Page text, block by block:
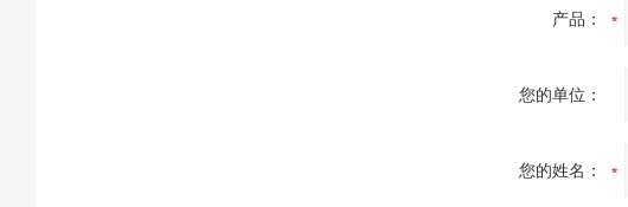
产品：
您的单位：
您的姓名：